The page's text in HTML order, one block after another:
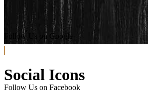
Social Icons
Follow Us on Google+
Follow Us on Facebook